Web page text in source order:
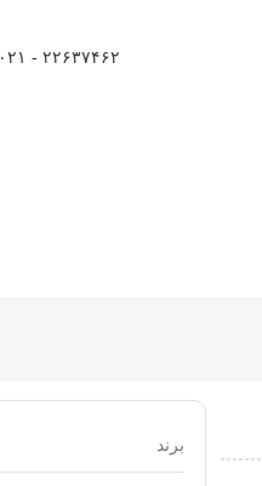
۰۲۱ - ۲۲۶۳۷۴۶۲
برند